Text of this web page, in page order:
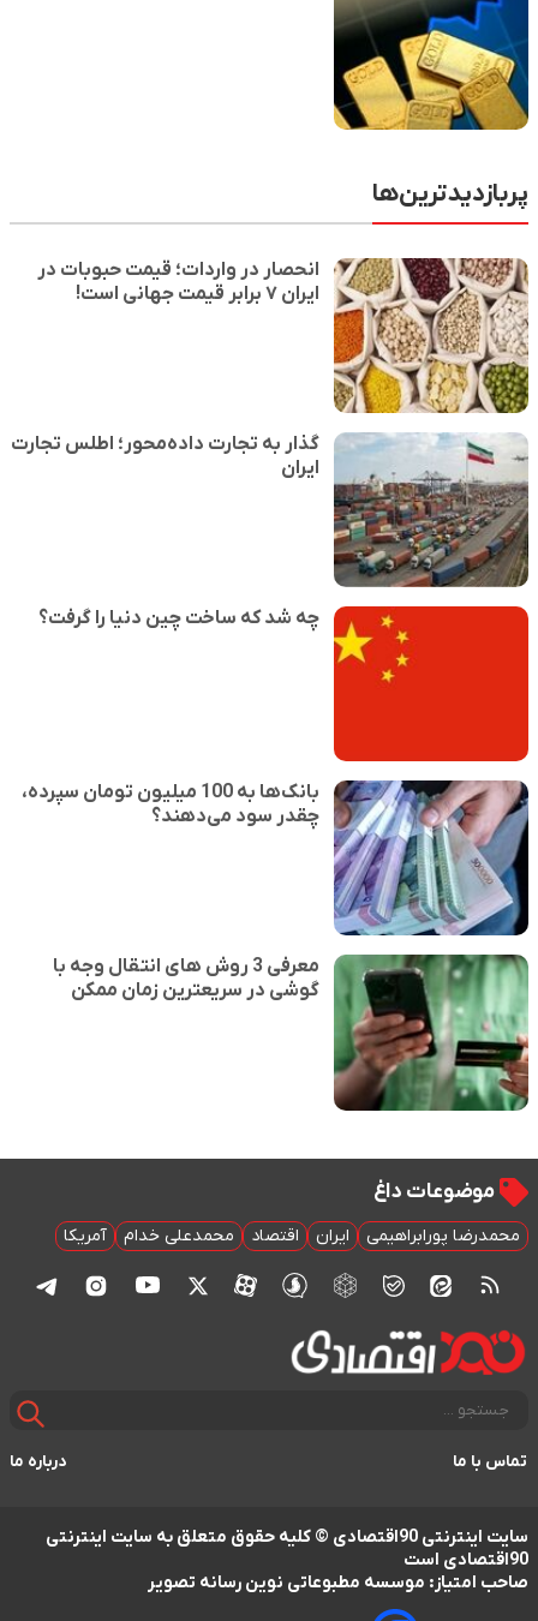
پربازدیدترین‌ها
انحصار در واردات؛ قیمت حبوبات در
ایران ۷ برابر قیمت جهانی است!
گذار به تجارت داده‌محور؛ اطلس تجارت
ایران
چه شد که ساخت چین دنیا را گرفت؟
بانک‌ها به 100 میلیون تومان سپرده،
چقدر سود می‌دهند؟
معرفی 3 روش های انتقال وجه با
گوشی در سریعترین زمان ممکن
موضوعات داغ
محمدرضا پورابراهیمی ایران اقتصاد محمدعلی خدام آمریکا
تماس با ما درباره ما
سایت اینترنتی 90اقتصادی © کلیه حقوق متعلق به سایت اینترنتی
90اقتصادی است
صاحب امتیاز: موسسه مطبوعاتی نوین رسانه تصویر